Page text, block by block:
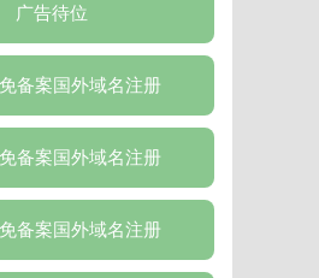
广告待位
备案国外域名注册
备案国外域名注册
备案国外域名注册